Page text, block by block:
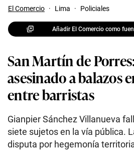
El Comercio · Lima · Policiales
Añadir El Comercio como
San Martín de
asesinado a balazos
entre barristas
Gianpier Sánchez Villanueva
siete sujetos en la vía pública.
disputa por hegemonía